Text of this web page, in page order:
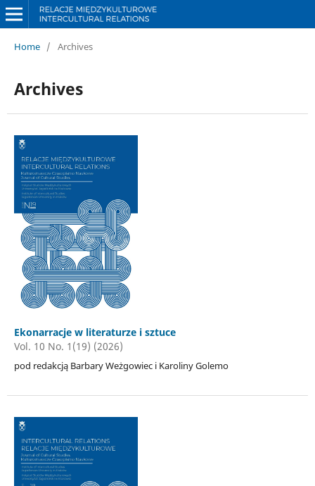
Home / Archives
Archives
Ekonarracje w literaturze i sztuce
Vol. 10 No. 1(19) (2026)
pod redakcją Barbary Weżgowiec i Karoliny Golemo